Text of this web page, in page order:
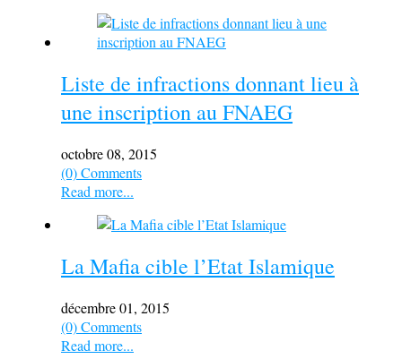
Liste de infractions donnant lieu à
une inscription au FNAEG
octobre 08, 2015
(0) Comments
Read more...
La Mafia cible l’Etat Islamique
décembre 01, 2015
(0) Comments
Read more...